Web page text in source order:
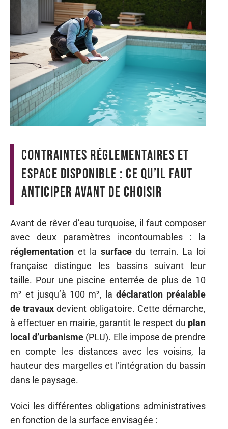
Contraintes réglementaires et
espace disponible : ce qu’il faut
anticiper avant de choisir
Avant de rêver d’eau turquoise, il faut composer
avec deux paramètres incontournables : la
réglementation et la surfacedu terrain. La loi
française distingue les bassins suivant leur
taille. Pour une piscine enterrée de plus de 10
m² et jusqu’à 100 m², ladéclaration préalable
de travaux devient obligatoire. Cette démarche,
à effectuer en mairie, garantit le respect du plan
local d’urbanisme (PLU). Elle impose de prendre
en compte les distances avec les voisins, la
hauteur des margelles et l’intégration du bassin
dans le paysage.
Voici les différentes obligations administratives
en fonction de la surface envisagée :